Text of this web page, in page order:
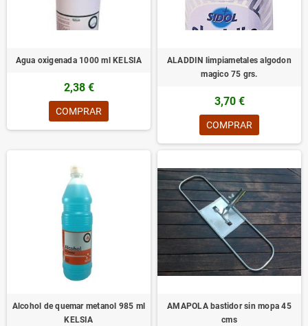
Agua oxigenada 1000 ml KELSIA
2,38 €
COMPRAR
ALADDIN limpiametales algodon
magico 75 grs.
3,70 €
COMPRAR
Alcohol de quemar metanol 985 ml
KELSIA
AMAPOLA bastidor sin mopa 45
cms